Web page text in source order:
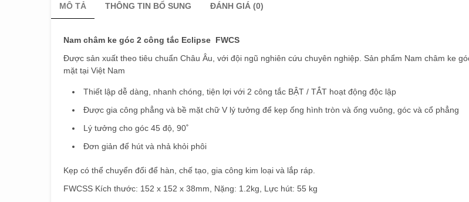
MÔ TẢ THÔNG TIN BỔ SUNG ĐÁNH GIÁ (0)
Nam châm ke góc 2 công tắc Eclipse FWCS
Được sản xuất theo tiêu chuẩn Châu Âu, với đội ngũ nghiên cứu chuyên nghiệp. Sản phẩm Nam châm ke
mặt tại Việt Nam
Thiết lập dễ dàng, nhanh chóng, tiện lợi với 2 công tắc BẬT / TẮT hoạt động độc lập
Được gia công phẳng và bề mặt chữ V lý tưởng để kẹp ống hình tròn và ống vuông, góc và cổ phẳng
Lý tưởng cho góc 45 độ, 90˚
Đơn giản để hút và nhả khỏi phôi
Kẹp có thể chuyển đổi để hàn, chế tạo, gia công kim loại và lắp ráp.
FWCSS Kích thước: 152 x 152 x 38mm, Nặng: 1.2kg, Lực hút: 55 kg